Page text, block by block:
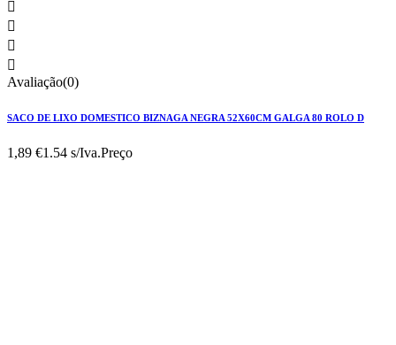




Avaliação(0)
SACO DE LIXO DOMESTICO BIZNAGA NEGRA 52X60CM GALGA 80 ROLO D
1,89 €1.54 s/Iva.Preço